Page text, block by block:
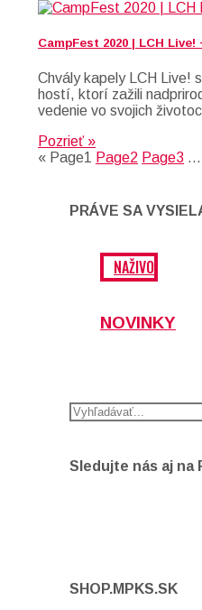
CampFest 2020 | LCH
Chvály kapely LCH Live!
hostí, ktorí zažili
vedenie vo svojich
Pozrieť »
« Page1 Page2 Page3 …
PRÁVE SA
NAŽIVO
NOVINKY
Sledujte nás aj na
SHOP.MPKS.SK